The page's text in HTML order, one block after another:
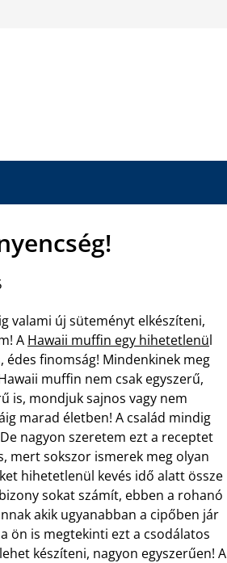
valami új süteményt elkészíteni,
A Hawaii muffin egy hihetetlenül
édes finomság! Mindenkinek meg
muffin nem csak egyszerű,
is, mondjuk sajnos vagy nem
marad életben! A család mindig
nagyon szeretem ezt a receptet
mert sokszor ismerek meg olyan
hihetetlenül kevés idő alatt össze
sokat számít, ebben a rohanó
akik ugyanabban a cipőben jár
ön is megtekinti ezt a csodálatos
készíteni, nagyon egyszerűen! A